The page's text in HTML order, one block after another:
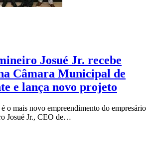
Josué Jr. recebe
Câmara Municipal de
e lança novo projeto
o mais novo empreendimento do empresário
Josué Jr., CEO de…